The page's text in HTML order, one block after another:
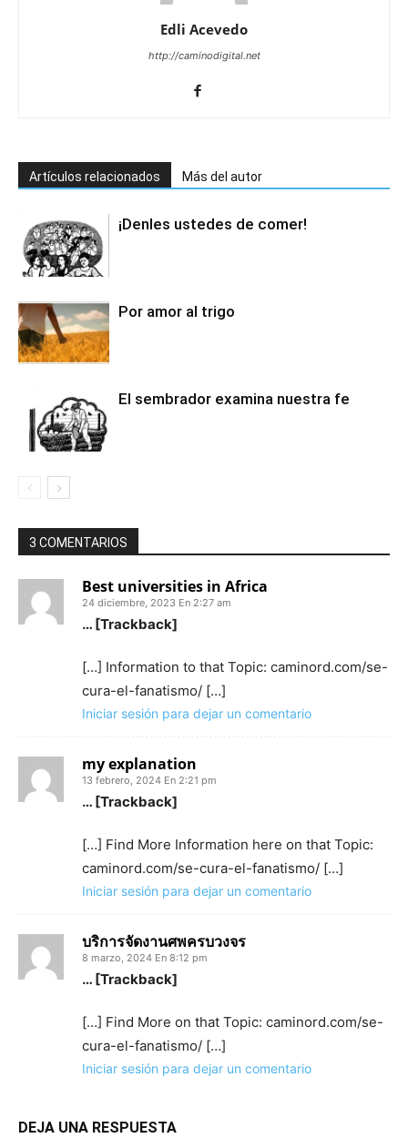
Edli Acevedo
http://caminodigital.net
Artículos relacionados Más del autor
¡Denles ustedes de comer!
Por amor al trigo
El sembrador examina nuestra fe
3 COMENTARIOS
Best universities in Africa
24 diciembre, 2023 En 2:27 am
… [Trackback]
[…] Information to that Topic: caminord.com/se-
cura-el-fanatismo/ […]
Iniciar sesión para dejar un comentario
my explanation
13 febrero, 2024 En 2:21 pm
… [Trackback]
[…] Find More Information here on that Topic:
caminord.com/se-cura-el-fanatismo/ […]
Iniciar sesión para dejar un comentario
บริการจัดงานศพครบวงจร
8 marzo, 2024 En 8:12 pm
… [Trackback]
[…] Find More on that Topic: caminord.com/se-
cura-el-fanatismo/ […]
Iniciar sesión para dejar un comentario
DEJA UNA RESPUESTA